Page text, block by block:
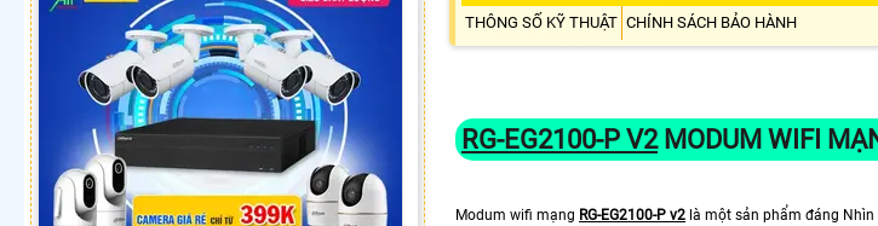
THÔNG SỐ KỸ THUẬT CHÍNH SÁCH BẢO HÀNH
RG-EG2100-P V2 MODUM WIFI
Modum wifi mạng RG-EG2100-P v2 là một sản phẩm đáng